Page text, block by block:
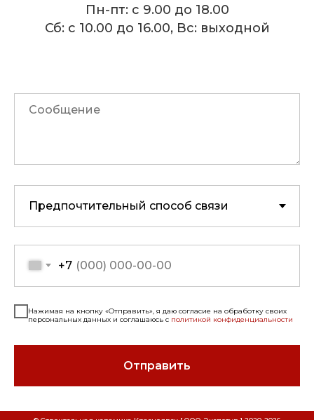
Пн-пт: с 9.00 до 18.00
Сб: с 10.00 до 16.00, Вс: выходной
+7
Нажимая на кнопку «Отправить», я даю согласие на обработку своих
персональных данных и соглашаюсь с политикой конфиденциальности
Отправить